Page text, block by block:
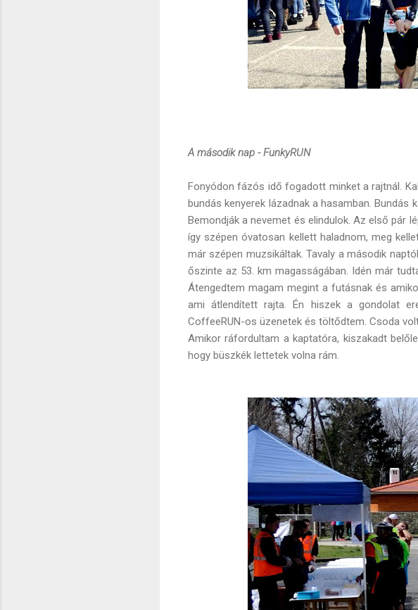
A második nap - FunkyRUN
Fonyódon fázós idő fogadott minket a rajtnál.
bundás kenyerek lázadnak a hasamban.
Bemondják a nevemet és elindulok. Az első pár
így szépen óvatosan kellett haladnom, meg
már szépen muzsikáltak. Tavaly a második
őszinte az 53. km magasságában. Idén már
Átengedtem magam megint a futásnak és
ami átlendített rajta. Én hiszek a gondolat
CoffeeRUN-os üzenetek és töltődtem. Csoda
Amikor ráfordultam a kaptatóra, kiszakadt
hogy büszkék lettetek volna rám.